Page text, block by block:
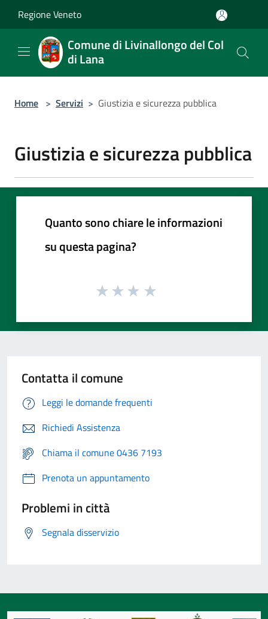
Regione Veneto
Comune di Livinallongo del Col
di Lana
Home > Servizi > Giustizia e sicurezza pubblica
Giustizia e sicurezza pubblica
Quanto sono chiare le informazioni
su questa pagina?
Contatta il comune
Leggi le domande frequenti
Richiedi Assistenza
Chiama il comune 0436 7193
Prenota un appuntamento
Problemi in città
Segnala disservizio